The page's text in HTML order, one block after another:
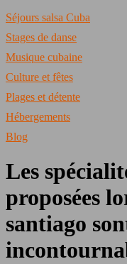
Séjours salsa Cuba
Stages de danse
Musique cubaine
Culture et fêtes
Plages et détente
Hébergements
Blog
Les
proposées
santiago